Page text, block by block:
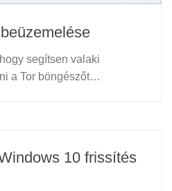
segítsen valaki
a Tor böngészőt…
10 frissítés